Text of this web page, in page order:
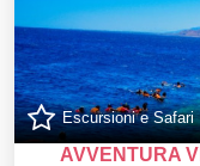
Escursioni e Safari
AVVENTURA